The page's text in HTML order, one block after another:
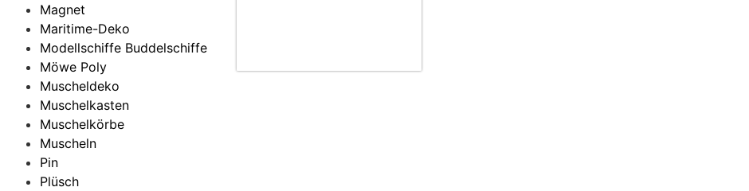
Magnet
Maritime-Deko
Modellschiffe Buddelschiffe
Möwe Poly
Muscheldeko
Muschelkasten
Muschelkörbe
Muscheln
Pin
Plüsch